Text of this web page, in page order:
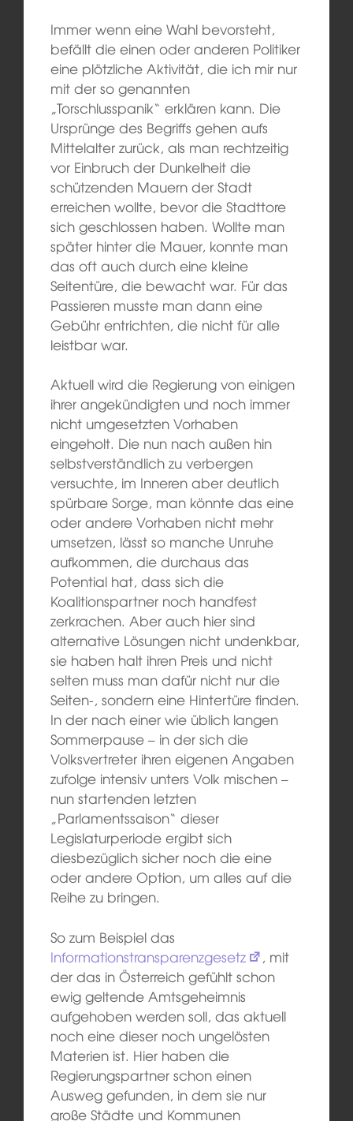
Immer wenn eine Wahl bevorsteht,
befällt die einen oder anderen Politiker
eine plötzliche Aktivität, die ich mir nur
mit der so genannten
„Torschlusspanik“ erklären kann. Die
Ursprünge des Begriffs gehen aufs
Mittelalter zurück, als man rechtzeitig
vor Einbruch der Dunkelheit die
schützenden Mauern der Stadt
erreichen wollte, bevor die Stadttore
sich geschlossen haben. Wollte man
später hinter die Mauer, konnte man
das oft auch durch eine kleine
Seitentüre, die bewacht war. Für das
Passieren musste man dann eine
Gebühr entrichten, die nicht für alle
leistbar war.
Aktuell wird die Regierung von einigen
ihrer angekündigten und noch immer
nicht umgesetzten Vorhaben
eingeholt. Die nun nach außen hin
selbstverständlich zu verbergen
versuchte, im Inneren aber deutlich
spürbare Sorge, man könnte das eine
oder andere Vorhaben nicht mehr
umsetzen, lässt so manche Unruhe
aufkommen, die durchaus das
Potential hat, dass sich die
Koalitionspartner noch handfest
zerkrachen. Aber auch hier sind
alternative Lösungen nicht undenkbar,
sie haben halt ihren Preis und nicht
selten muss man dafür nicht nur die
Seiten-, sondern eine Hintertüre finden.
In der nach einer wie üblich langen
Sommerpause – in der sich die
Volksvertreter ihren eigenen Angaben
zufolge intensiv unters Volk mischen –
nun startenden letzten
„Parlamentssaison“ dieser
Legislaturperiode ergibt sich
diesbezüglich sicher noch die eine
oder andere Option, um alles auf die
Reihe zu bringen.
So zum Beispiel das
Informationstransparenzgesetz
, mit
der das in Österreich gefühlt schon
ewig geltende Amtsgeheimnis
aufgehoben werden soll, das aktuell
noch eine dieser noch ungelösten
Materien ist. Hier haben die
Regierungspartner schon einen
Ausweg gefunden, in dem sie nur
große Städte und Kommunen